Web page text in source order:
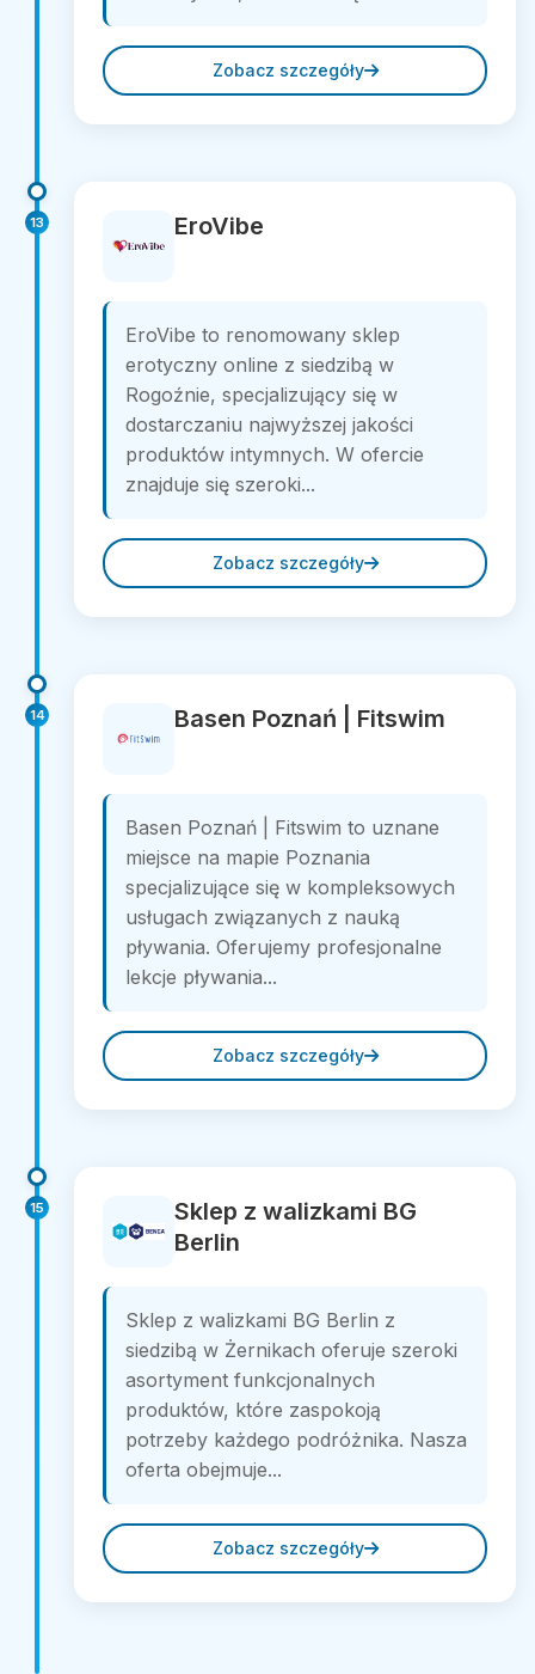
Zobacz szczegóły
13 EroVibe
EroVibe to renomowany sklep
erotyczny online z siedzibą w
Rogoźnie, specjalizujący się w
dostarczaniu najwyższej jakości
produktów intymnych. W ofercie
znajduje się szeroki...
Zobacz szczegóły
14 Basen Poznań | Fitswim
Basen Poznań | Fitswim to uznane
miejsce na mapie Poznania
specjalizujące się w kompleksowych
usługach związanych z nauką
pływania. Oferujemy profesjonalne
lekcje pływania...
Zobacz szczegóły
15
Sklep z walizkami BG
Berlin
Sklep z walizkami BG Berlin z
siedzibą w Żernikach oferuje szeroki
asortyment funkcjonalnych
produktów, które zaspokoją
potrzeby każdego podróżnika. Nasza
oferta obejmuje...
Zobacz szczegóły